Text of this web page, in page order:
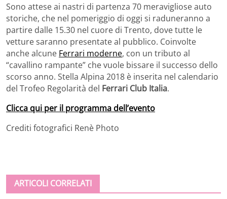
Sono attese ai nastri di partenza 70 meravigliose auto
storiche, che nel pomeriggio di oggi si raduneranno a
partire dalle 15.30 nel cuore di Trento, dove tutte le
vetture saranno presentate al pubblico. Coinvolte
anche alcune Ferrari moderne, con un tributo al
“cavallino rampante” che vuole bissare il successo dello
scorso anno. Stella Alpina 2018 è inserita nel calendario
del Trofeo Regolarità del Ferrari Club Italia.
Clicca qui per il programma dell’evento
Crediti fotografici Renè Photo
ARTICOLI CORRELATI